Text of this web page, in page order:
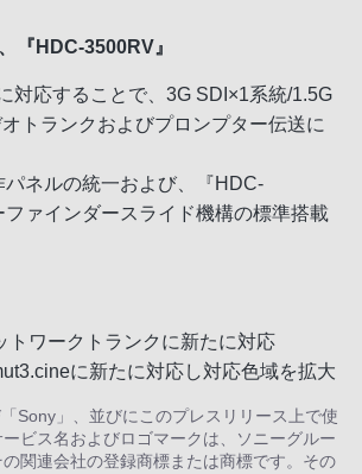
『HDC-3500RV』
対応することで、3G SDI×1系統/1.5G
トランクおよびプロンプター伝送に
パネルの統一および、『HDC-
ァインダースライド機構の標準搭載
トワークトランクに新たに対応
に新たに対応し対応色域を拡大
Sony」、並びにこのプレスリリース上で使
ビス名およびロゴマークは、ソニーグルー
関連会社の登録商標または商標です。その